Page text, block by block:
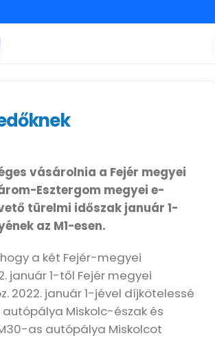
vásárolnia a Fejér megyei
Esztergom megyei e-
türelmi időszak január 1-
az M1-esen.
a két Fejér-megyei
január 1-től Fejér megyei
2022. január 1-jével díjkötelessé
Miskolc-észak és
as autópálya Miskolcot